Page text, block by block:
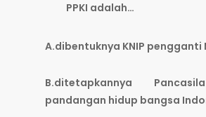
PPKI adalah…
A.dibentuknya KNIP pengganti
B.ditetapkannya
pandangan hidup bangsa